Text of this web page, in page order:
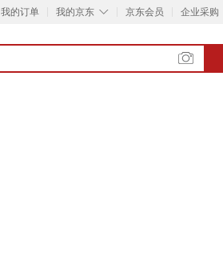
我的订单 ◇
我的京东 京东会员 企业采购